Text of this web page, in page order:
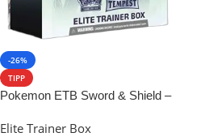
-26%
TIPP
Pokemon ETB Sword & Shield –
Elite Trainer Box